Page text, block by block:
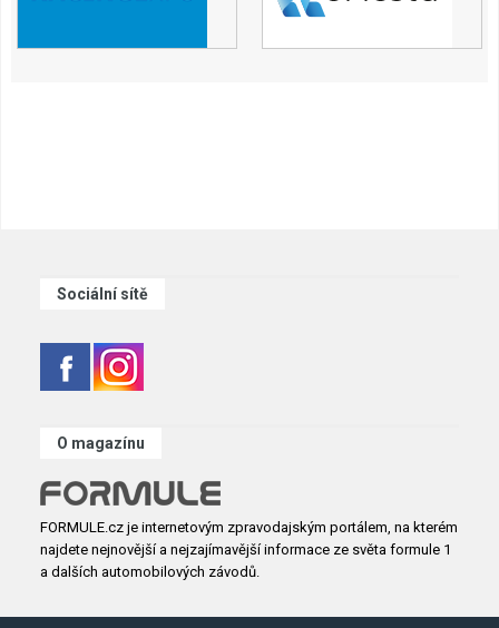
Sociální sítě
O magazínu
FORMULE.cz je internetovým zpravodajským portálem, na kterém
najdete nejnovější a nejzajímavější informace ze světa formule 1
a dalších automobilových závodů.